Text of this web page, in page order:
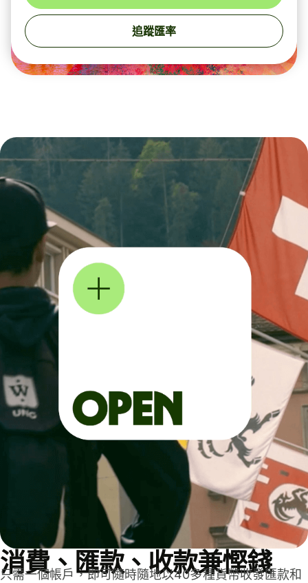
追蹤匯率
消費、匯款、收款兼慳錢
只需一個帳戶，即可隨時隨地以40多種貨幣收發匯款和